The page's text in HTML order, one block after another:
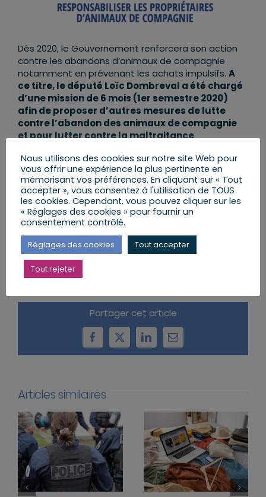
Dès 2020, le Gouvernement renforcera son action
contre les abandons d’animaux de compagnie
notamment en prévenant les achats impulsifs. A
ce titre, le député Loïc Dombreval a été chargé
d’une mission de 6 mois (1er semestre 2020)
afin de proposer d’autres mesures de lutte
contre l’abandon des animaux de compagnie
et pour lutter contre la maltraitance.
Étiquetage des modes d’élevage
Didier Guillaume a également annoncé qu’il a été
décidé lors du conseil des ministres de l’agriculture
de l’Union européenne lundi 27 janvier que soit mis
en place un étiquetage des modes d’élevage sur
l’ensemble des produits à l’échelle européenne.
Cette mesure vise à garantir au consommateur
une information plus claire sur les modes
d’élevages.
Partager cet article
Facebook
X LinkedInEmail
Articles similaires
Nous utilisons des cookies sur notre site Web pour
vous offrir une expérience la plus pertinente en
mémorisant vos préférences. En cliquant sur « Tout
accepter », vous consentez à l'utilisation de TOUS
les cookies. Cependant, vous pouvez cliquer sur les
« Réglages des cookies » pour fournir un
consentement contrôlé.
Réglages des cookies Tout accepter
Tout rejeter